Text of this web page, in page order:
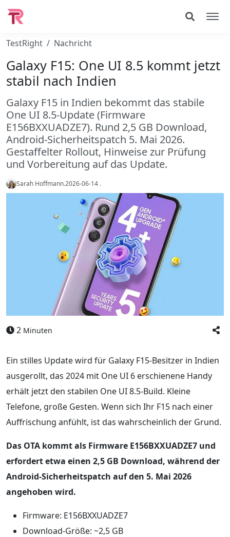
TestRight Nachricht
Galaxy F15: One UI 8.5 kommt jetzt
stabil nach Indien
Galaxy F15 in Indien bekommt das stabile
One UI 8.5-Update (Firmware
E156BXXUADZE7). Rund 2,5 GB Download,
Android-Sicherheitspatch 5. Mai 2026.
Gestaffelter Rollout, Hinweise zur Prüfung
und Vorbereitung auf das Update.
Sarah Hoffmann.2026-06-14 .
2 Minuten
Ein stilles Update wird für Galaxy F15-Besitzer in Indien
ausgerollt, das 2024 mit One UI 6 erschienene Handy
erhält jetzt den stabilen One UI 8.5-Build. Kleine
Telefone, große Gesten. Wenn sich Ihr F15 nach einer
Auffrischung anfühlt, ist das wahrscheinlich der Grund.
Das OTA kommt als Firmware E156BXXUADZE7 und
erfordert etwa einen 2,5 GB Download, während der
Android-Sicherheitspatch auf den 5. Mai 2026
angehoben wird.
Firmware: E156BXXUADZE7
Download-Größe: ~2,5 GB